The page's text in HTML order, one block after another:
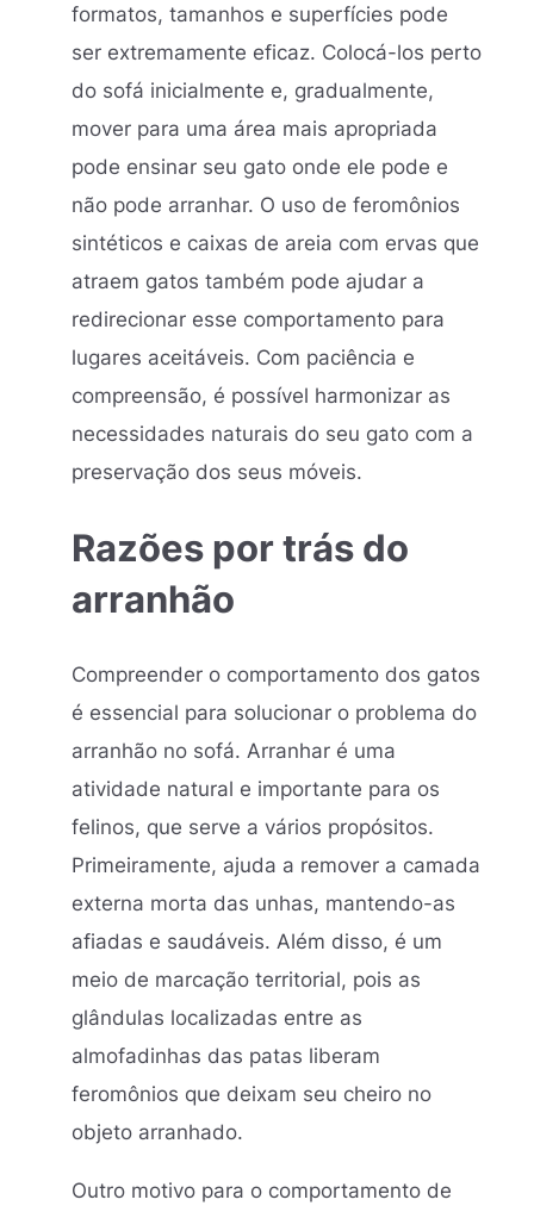
formatos, tamanhos e superfícies pode
ser extremamente eficaz. Colocá-los perto
do sofá inicialmente e, gradualmente,
mover para uma área mais apropriada
pode ensinar seu gato onde ele pode e
não pode arranhar. O uso de feromônios
sintéticos e caixas de areia com ervas que
atraem gatos também pode ajudar a
redirecionar esse comportamento para
lugares aceitáveis. Com paciência e
compreensão, é possível harmonizar as
necessidades naturais do seu gato com a
preservação dos seus móveis.
Razões por trás do
arranhão
Compreender o comportamento dos gatos
é essencial para solucionar o problema do
arranhão no sofá. Arranhar é uma
atividade natural e importante para os
felinos, que serve a vários propósitos.
Primeiramente, ajuda a remover a camada
externa morta das unhas, mantendo-as
afiadas e saudáveis. Além disso, é um
meio de marcação territorial, pois as
glândulas localizadas entre as
almofadinhas das patas liberam
feromônios que deixam seu cheiro no
objeto arranhado.
Outro motivo para o comportamento de